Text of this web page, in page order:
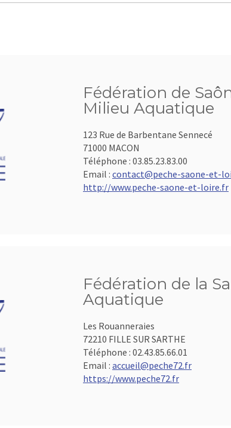
Fédération de
Milieu Aquatique
123 Rue de Barbentane Sennecé
71000 MACON
Téléphone : 03.85.23.83.00
Email : contact@peche-saone-et-
http://www.peche-saone-et-loire.fr
Fédération de la
Aquatique
Les Rouanneraies
72210 FILLE SUR SARTHE
Téléphone : 02.43.85.66.01
Email : accueil@peche72.fr
https://www.peche72.fr